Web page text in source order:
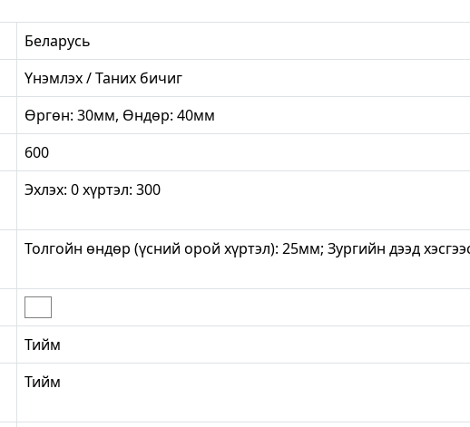
Беларусь
Үнэмлэх / Таних бичиг
Өргөн: 30мм, Өндөр: 40мм
600
Эхлэх: 0 хүртэл: 300
Толгойн өндөр (үсний орой хүртэл): 25мм; Зургийн дээд
Тийм
Тийм